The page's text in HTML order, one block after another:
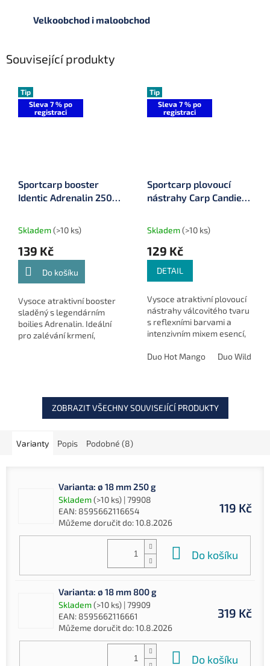
Velkoobchod i maloobchod
Související produkty
Tip
Sleva 7 % po
registraci
Sportcarp booster
Identic Adrenalin 250
Skladem(>10 ks)
139 Kč
Do košíku
Vysoce atraktivní booster
sladěný s legendárním
boilies Adrenalin. Ideální
pro zalévání krmení,
Tip
Sleva 7 % po
registraci
Sportcarp plovoucí
nástrahy Carp Candies
Skladem(>10 ks)
129 Kč
DETAIL
Vysoce atraktivní plovoucí
nástrahy válcovitého tvaru
s reflexními barvami a
intenzivním mixem esencí,
vycházky, závody a chladné
Duo Hot Mango Duo Wild
ZOBRAZIT VŠECHNY SOUVISEJÍCÍ PRODUKTY
Varianty Popis Podobné (8)
Varianta: ø 18 mm 250 g
Skladem(>10 ks) | 79908
EAN: 8595662116654
Můžeme doručit do:10.8.2026
119 Kč
Do košíku
Varianta: ø 18 mm 800 g
Skladem(>10 ks) | 79909
EAN: 8595662116661
Můžeme doručit do:10.8.2026
319 Kč
Do košíku